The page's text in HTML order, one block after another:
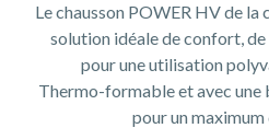
Le chausson POWER HV de
solution idéale de confort,
pour une utilisation
Thermo-formable et avec une
pour un